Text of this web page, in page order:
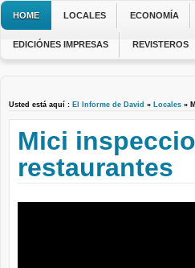
HOME LOCALES ECONOMÍA
EDICIÓNES IMPRESAS REVISTEROS
Usted está aquí : El Informe de David » Locales »
Mici
restaurantes